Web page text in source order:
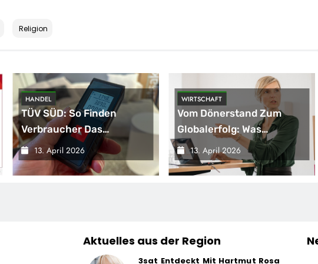
Religion
HANDEL
TÜV SÜD: So Finden
Verbraucher Das
Passende
Laserentfernungsmessgerät
13. April 2026
WIRTSCHAFT
Vom Dönerstand Zum
Globalerfolg: Was
Franchisenehmer Von
Mangal Lernen Können
13. April 2026
Aktuelles aus der Region
3sat Entdeckt Mit Hartmut Rosa